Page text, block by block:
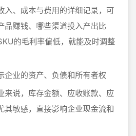
入、成本与费用的详细记录，可
品赚钱、哪些渠道投入产出比
的毛利率偏低，就能及时调整
企业的资产、负债和所有者权
来说，库存金额、应收账款、应
其敏感，直接影响企业现金流和